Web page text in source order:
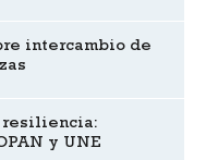
intercambio de
resiliencia:
y UNE